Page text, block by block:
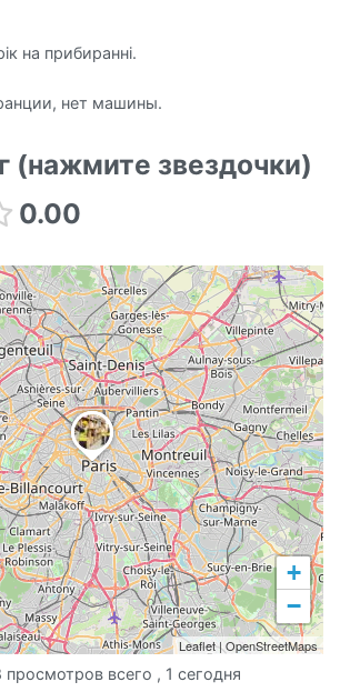
на прибиранні.
нет машины.
(нажмите звездочки)
0.00
+
−
Leaflet|OpenStreetMaps
просмотров всего , 1 сегодня